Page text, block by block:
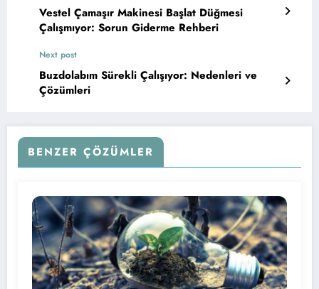
Vestel Çamaşır Makinesi Başlat Düğmesi
Çalışmıyor: Sorun Giderme Rehberi
Next post
Buzdolabım Sürekli Çalışıyor: Nedenleri ve
Çözümleri
BENZER ÇÖZÜMLER